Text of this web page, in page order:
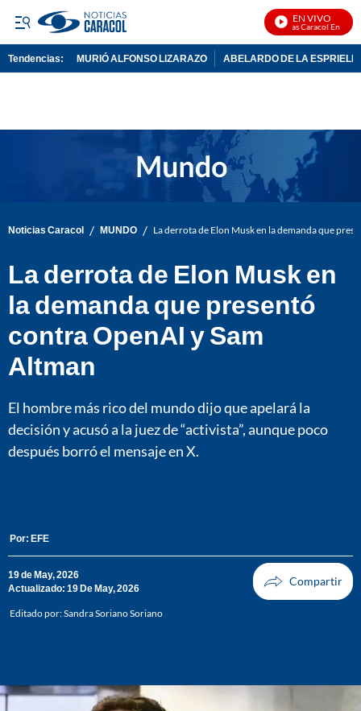
EN VIVO
Noticias Caracol En Vivo
Tendencias: MURIÓ ALFONSO LIZARAZO ABELARDO DE LA
Noticias Caracol / MUNDO / La derrota de Elon Musk en la demanda que
La derrota de Elon Musk en
la demanda que presentó
contra OpenAI y Sam
Altman
El hombre más rico del mundo dijo que apelará la
decisión y acusó a la juez de “activista”, aunque poco
después borró el mensaje en X.
Por: EFE
19 de May, 2026
Actualizado: 19 De May, 2026
Editado por:Sandra Soriano Soriano